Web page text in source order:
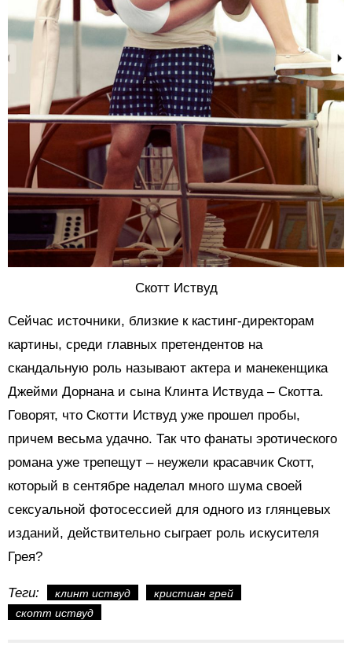
Скотт Иствуд
Сейчас источники, близкие к кастинг-директорам
картины, среди главных претендентов на
скандальную роль называют актера и манекенщика
Джейми Дорнана и сына Клинта Иствуда – Скотта.
Говорят, что Скотти Иствуд уже прошел пробы,
причем весьма удачно. Так что фанаты эротического
романа уже трепещут – неужели красавчик Скотт,
который в сентябре наделал много шума своей
сексуальной фотосессией для одного из глянцевых
изданий, действительно сыграет роль искусителя
Грея?
Теги: клинт иствуд
кристиан грей
скотт иствуд